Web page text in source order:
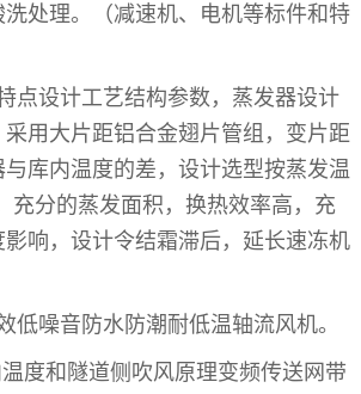
洗处理。 （减速机、电机等标件和特
点设计工艺结构参数，蒸发器设计
用大片距铝合金翅片管组，变片距
库内温度的差，设计选型按蒸发温
充分的蒸发面积，换热效率高，充
响，设计令结霜滞后，延长速冻机
低噪音防水防潮耐低温轴流风机。
度和隧道侧吹风原理变频传送网带